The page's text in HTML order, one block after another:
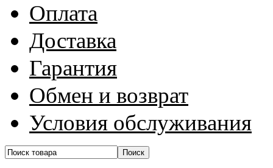
Оплата
Доставка
Гарантия
Обмен и возврат
Условия обслуживания